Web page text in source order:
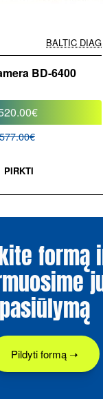
PERKAMIAUSIA
BALTIC DIAG
BD-6400
PIRKTI
formą
pasiūlymą
Pildyti formą ➝